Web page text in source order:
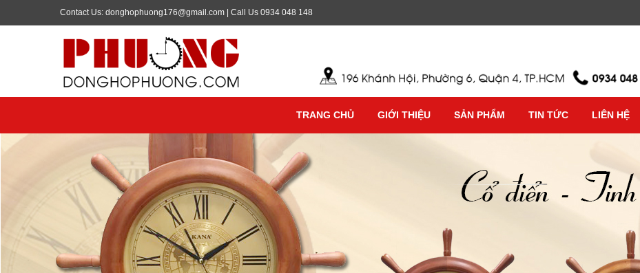
Contact Us: donghophuong176@gmail.com | Call Us 0934 048 148
TRANG CHỦ GIỚI THIỆU SẢN PHẨM TIN TỨC LIÊN HỆ